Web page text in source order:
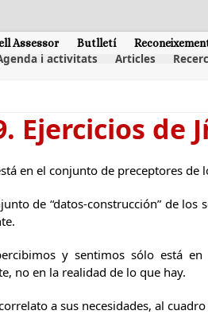
Assessor Butlletí
i activitats Articles
Ejercicios de
en el conjunto de preceptores de
de “datos-construcción” de
y sentimos sólo está
no en la realidad de lo que hay.
a sus necesidades, al